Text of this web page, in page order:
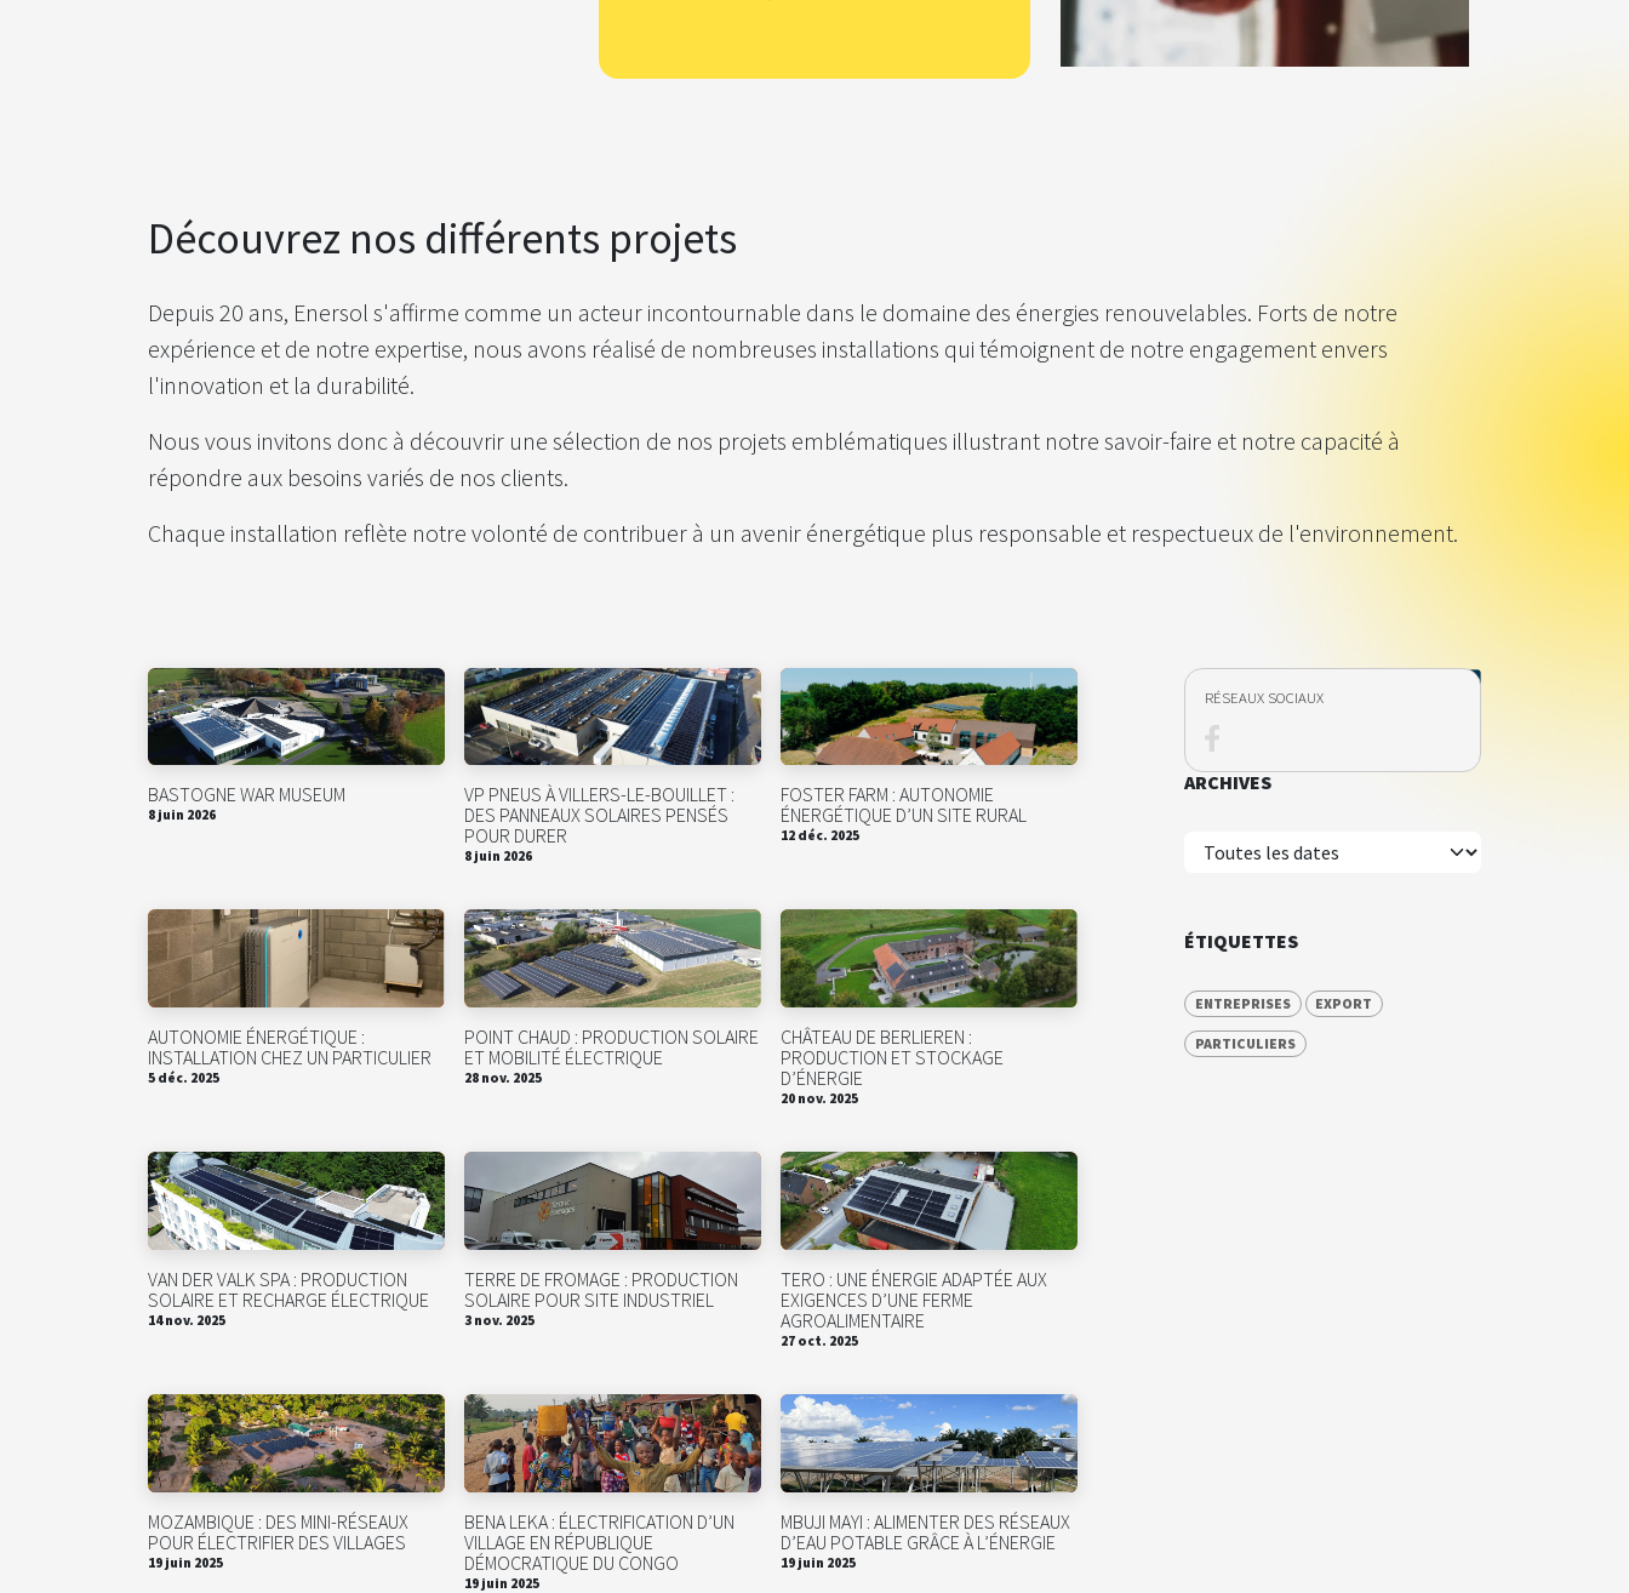
Découvrez nos différents projets
Depuis 20 ans, Enersol s'affirme comme un acteur incontournable dans le domaine des énergies renouvelables. Forts de notre
expérience et de notre expertise, nous avons réalisé de nombreuses installations qui témoignent de notre engagement envers
l'innovation et la durabilité.
Nous vous invitons donc à découvrir une sélection de nos projets emblématiques illustrant notre savoir-faire et notre capacité à
répondre aux besoins variés de nos clients.
Chaque installation reflète notre volonté de contribuer à un avenir énergétique plus responsable et respectueux de l'environnement.
BASTOGNE WAR MUSEUM
8 juin 2026
VP PNEUS À VILLERS-LE-BOUILLET :
DES PANNEAUX SOLAIRES PENSÉS
POUR DURER
8 juin 2026
FOSTER FARM : AUTONOMIE
ÉNERGÉTIQUE D’UN SITE RURAL
12 déc. 2025
AUTONOMIE ÉNERGÉTIQUE :
INSTALLATION CHEZ UN PARTICULIER
5 déc. 2025
POINT CHAUD : PRODUCTION SOLAIRE
ET MOBILITÉ ÉLECTRIQUE
28 nov. 2025
CHÂTEAU DE BERLIEREN :
PRODUCTION ET STOCKAGE
D’ÉNERGIE
20 nov. 2025
VAN DER VALK SPA : PRODUCTION
SOLAIRE ET RECHARGE ÉLECTRIQUE
14 nov. 2025
TERRE DE FROMAGE : PRODUCTION
SOLAIRE POUR SITE INDUSTRIEL
3 nov. 2025
TERO : UNE ÉNERGIE ADAPTÉE AUX
EXIGENCES D’UNE FERME
AGROALIMENTAIRE
27 oct. 2025
MOZAMBIQUE : DES MINI-RÉSEAUX
POUR ÉLECTRIFIER DES VILLAGES
19 juin 2025
BENA LEKA : ÉLECTRIFICATION D’UN
VILLAGE EN RÉPUBLIQUE
DÉMOCRATIQUE DU CONGO
19 juin 2025
MBUJI MAYI : ALIMENTER DES RÉSEAUX
D’EAU POTABLE GRÂCE À L’ÉNERGIE
19 juin 2025
RÉSEAUX SOCIAUX
ARCHIVES
ÉTIQUETTES
ENTREPRISES EXPORT
PARTICULIERS